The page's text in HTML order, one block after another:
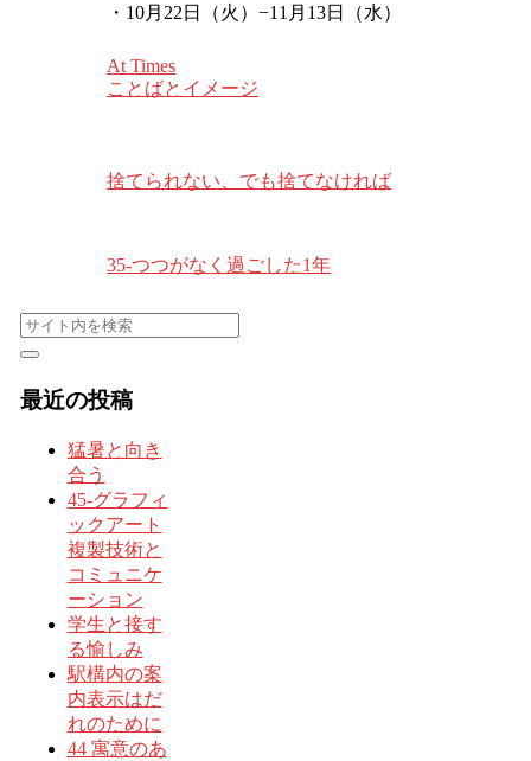
・10月22日（火）−11月13日（水）
At Times
ことばとイメージ
捨てられない、でも捨てなければ
35-つつがなく過ごした1年
最近の投稿
猛暑と向き
合う
45-グラフィ
ックアート
複製技術と
コミュニケ
ーション
学生と接す
る愉しみ
駅構内の案
内表示はだ
れのために
44 寓意のあ